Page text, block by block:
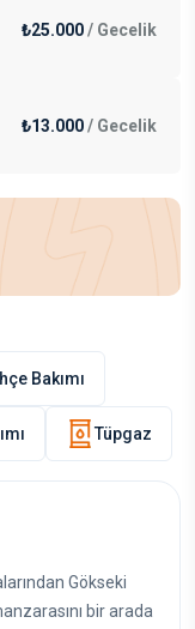
₺25.000/ Gecelik
₺13.000/ Gecelik
Bakımı
Tüpgaz
Gökseki
bir arada